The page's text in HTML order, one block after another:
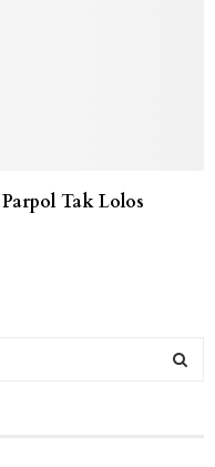
Tak Lolos